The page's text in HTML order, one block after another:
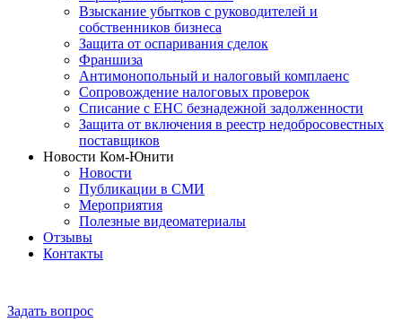
Взыскание убытков с руководителей и
собственников бизнеса
Защита от оспаривания сделок
Франшиза
Антимонопольный и налоговый комплаенс
Сопровождение налоговых проверок
Списание с ЕНС безнадежной задолженности
Защита от включения в реестр недобросовестных
поставщиков
Новости Ком-Юнити
Новости
Публикации в СМИ
Мероприятия
Полезные видеоматериалы
Отзывы
Контакты
Задать вопрос